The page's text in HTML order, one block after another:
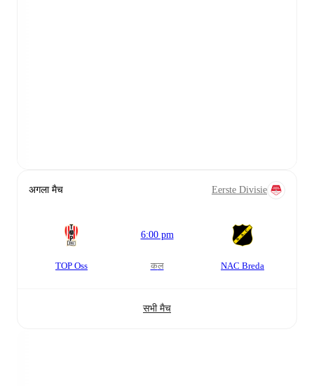
अगला मैच Eerste Divisie
TOP Oss
6:00 pm
कल NAC Breda
सभी मैच